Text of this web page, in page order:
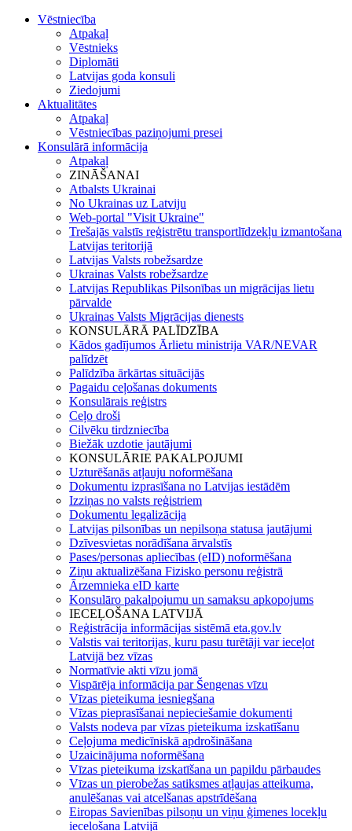
Vēstniecība
Atpakaļ
Vēstnieks
Diplomāti
Latvijas goda konsuli
Ziedojumi
Aktualitātes
Atpakaļ
Vēstniecības paziņojumi presei
Konsulārā informācija
Atpakaļ
ZINĀŠANAI
Atbalsts Ukrainai
No Ukrainas uz Latviju
Web-portal "Visit Ukraine"
Trešajās valstīs reģistrētu transportlīdzekļu izmantošana
Latvijas teritorijā
Latvijas Valsts robežsardze
Ukrainas Valsts robežsardze
Latvijas Republikas Pilsonības un migrācijas lietu
pārvalde
Ukrainas Valsts Mіgrācijas dienests
KONSULĀRĀ PALĪDZĪBA
Kādos gadījumos Ārlietu ministrija VAR/NEVAR
palīdzēt
Palīdzība ārkārtas situācijās
Pagaidu ceļošanas dokuments
Konsulārais reģistrs
Ceļo droši
Cilvēku tirdzniecība
Biežāk uzdotie jautājumi
KONSULĀRIE PAKALPOJUMI
Uzturēšanās atļauju noformēšana
Dokumentu izprasīšana no Latvijas iestādēm
Izziņas no valsts reģistriem
Dokumentu legalizācija
Latvijas pilsonības un nepilsoņa statusa jautājumi
Dzīvesvietas norādīšana ārvalstīs
Pases/personas apliecības (eID) noformēšana
Ziņu aktualizēšana Fizisko personu reģistrā
Ārzemnieka eID karte
Konsulāro pakalpojumu un samaksu apkopojums
IECEĻOŠANA LATVIJĀ
Reģistrācija informācijas sistēmā eta.gov.lv
Valstis vai teritorijas, kuru pasu turētāji var ieceļot
Latvijā bez vīzas
Normatīvie akti vīzu jomā
Vispārēja informācija par Šengenas vīzu
Vīzas pieteikuma iesniegšana
Vīzas pieprasīšanai nepieciešamie dokumenti
Valsts nodeva par vīzas pieteikuma izskatīšanu
Ceļojuma medicīniskā apdrošināšana
Uzaicinājuma noformēšana
Vīzas pieteikuma izskatīšana un papildu pārbaudes
Vīzas un pierobežas satiksmes atļaujas atteikuma,
anulēšanas vai atcelšanas apstrīdēšana
Eiropas Savienības pilsoņu un viņu ģimenes locekļu
ieceļošana Latvijā